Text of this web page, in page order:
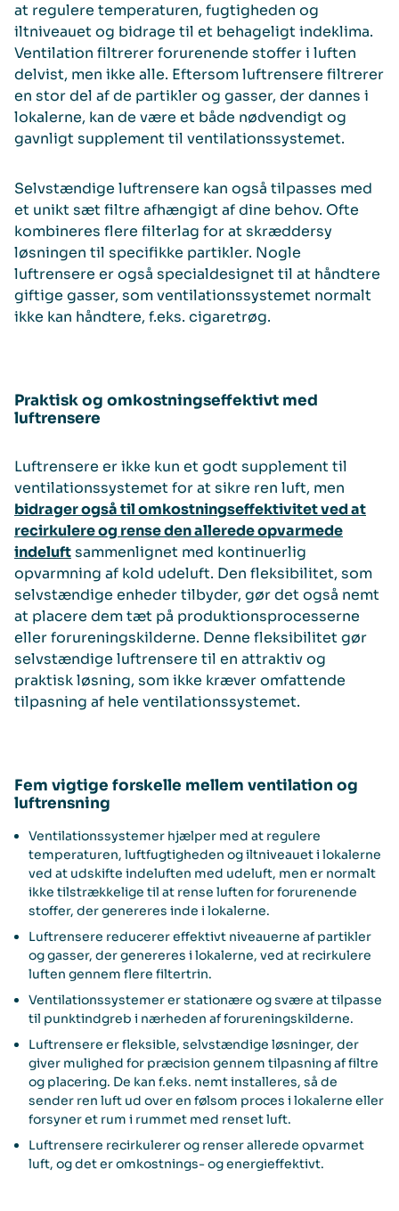
at regulere temperaturen, fugtigheden og
iltniveauet og bidrage til et behageligt indeklima.
Ventilation filtrerer forurenende stoffer i luften
delvist, men ikke alle. Eftersom luftrensere filtrerer
en stor del af de partikler og gasser, der dannes i
lokalerne, kan de være et både nødvendigt og
gavnligt supplement til ventilationssystemet.
Selvstændige luftrensere kan også tilpasses med
et unikt sæt filtre afhængigt af dine behov. Ofte
kombineres flere filterlag for at skræddersy
løsningen til specifikke partikler. Nogle
luftrensere er også specialdesignet til at håndtere
giftige gasser, som ventilationssystemet normalt
ikke kan håndtere, f.eks. cigaretrøg.
Praktisk og omkostningseffektivt med
luftrensere
Luftrensere er ikke kun et godt supplement til
ventilationssystemet for at sikre ren luft, men
bidrager også til omkostningseffektivitet ved at
recirkulere og rense den allerede opvarmede
indeluftsammenlignet med kontinuerlig
opvarmning af kold udeluft. Den fleksibilitet, som
selvstændige enheder tilbyder, gør det også nemt
at placere dem tæt på produktionsprocesserne
eller forureningskilderne. Denne fleksibilitet gør
selvstændige luftrensere til en attraktiv og
praktisk løsning, som ikke kræver omfattende
tilpasning af hele ventilationssystemet.
Fem vigtige forskelle mellem ventilation og
luftrensning
Ventilationssystemer hjælper med at regulere
temperaturen, luftfugtigheden og iltniveauet i lokalerne
ved at udskifte indeluften med udeluft, men er normalt
ikke tilstrækkelige til at rense luften for forurenende
stoffer, der genereres inde i lokalerne.
Luftrensere reducerer effektivt niveauerne af partikler
og gasser, der genereres i lokalerne, ved at recirkulere
luften gennem flere filtertrin.
Ventilationssystemer er stationære og svære at tilpasse
til punktindgreb i nærheden af forureningskilderne.
Luftrensere er fleksible, selvstændige løsninger, der
giver mulighed for præcision gennem tilpasning af filtre
og placering. De kan f.eks. nemt installeres, så de
sender ren luft ud over en følsom proces i lokalerne eller
forsyner et rum i rummet med renset luft.
Luftrensere recirkulerer og renser allerede opvarmet
luft, og det er omkostnings- og energieffektivt.